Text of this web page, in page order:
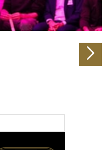
Website zu
zu Ihrer
Partner für
weiter. Unsere
mit